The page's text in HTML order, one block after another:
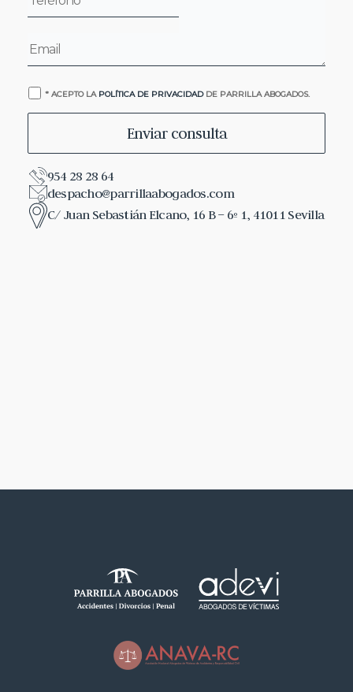
* ACEPTO LA POLÍTICA DE PRIVACIDADDE PARRILLA ABOGADOS.
954 28 28 64
despacho@parrillaabogados.com
C/ Juan Sebastián Elcano, 16 B – 6º 1, 41011 Sevilla